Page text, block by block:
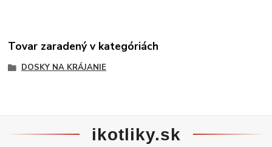
Tovar zaradený v kategóriách
DOSKY NA KRÁJANIE
ikotliky.sk